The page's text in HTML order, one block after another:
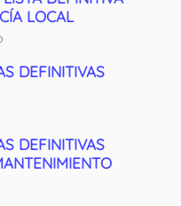
LOCAL
DEFINITIVAS
DEFINITIVAS